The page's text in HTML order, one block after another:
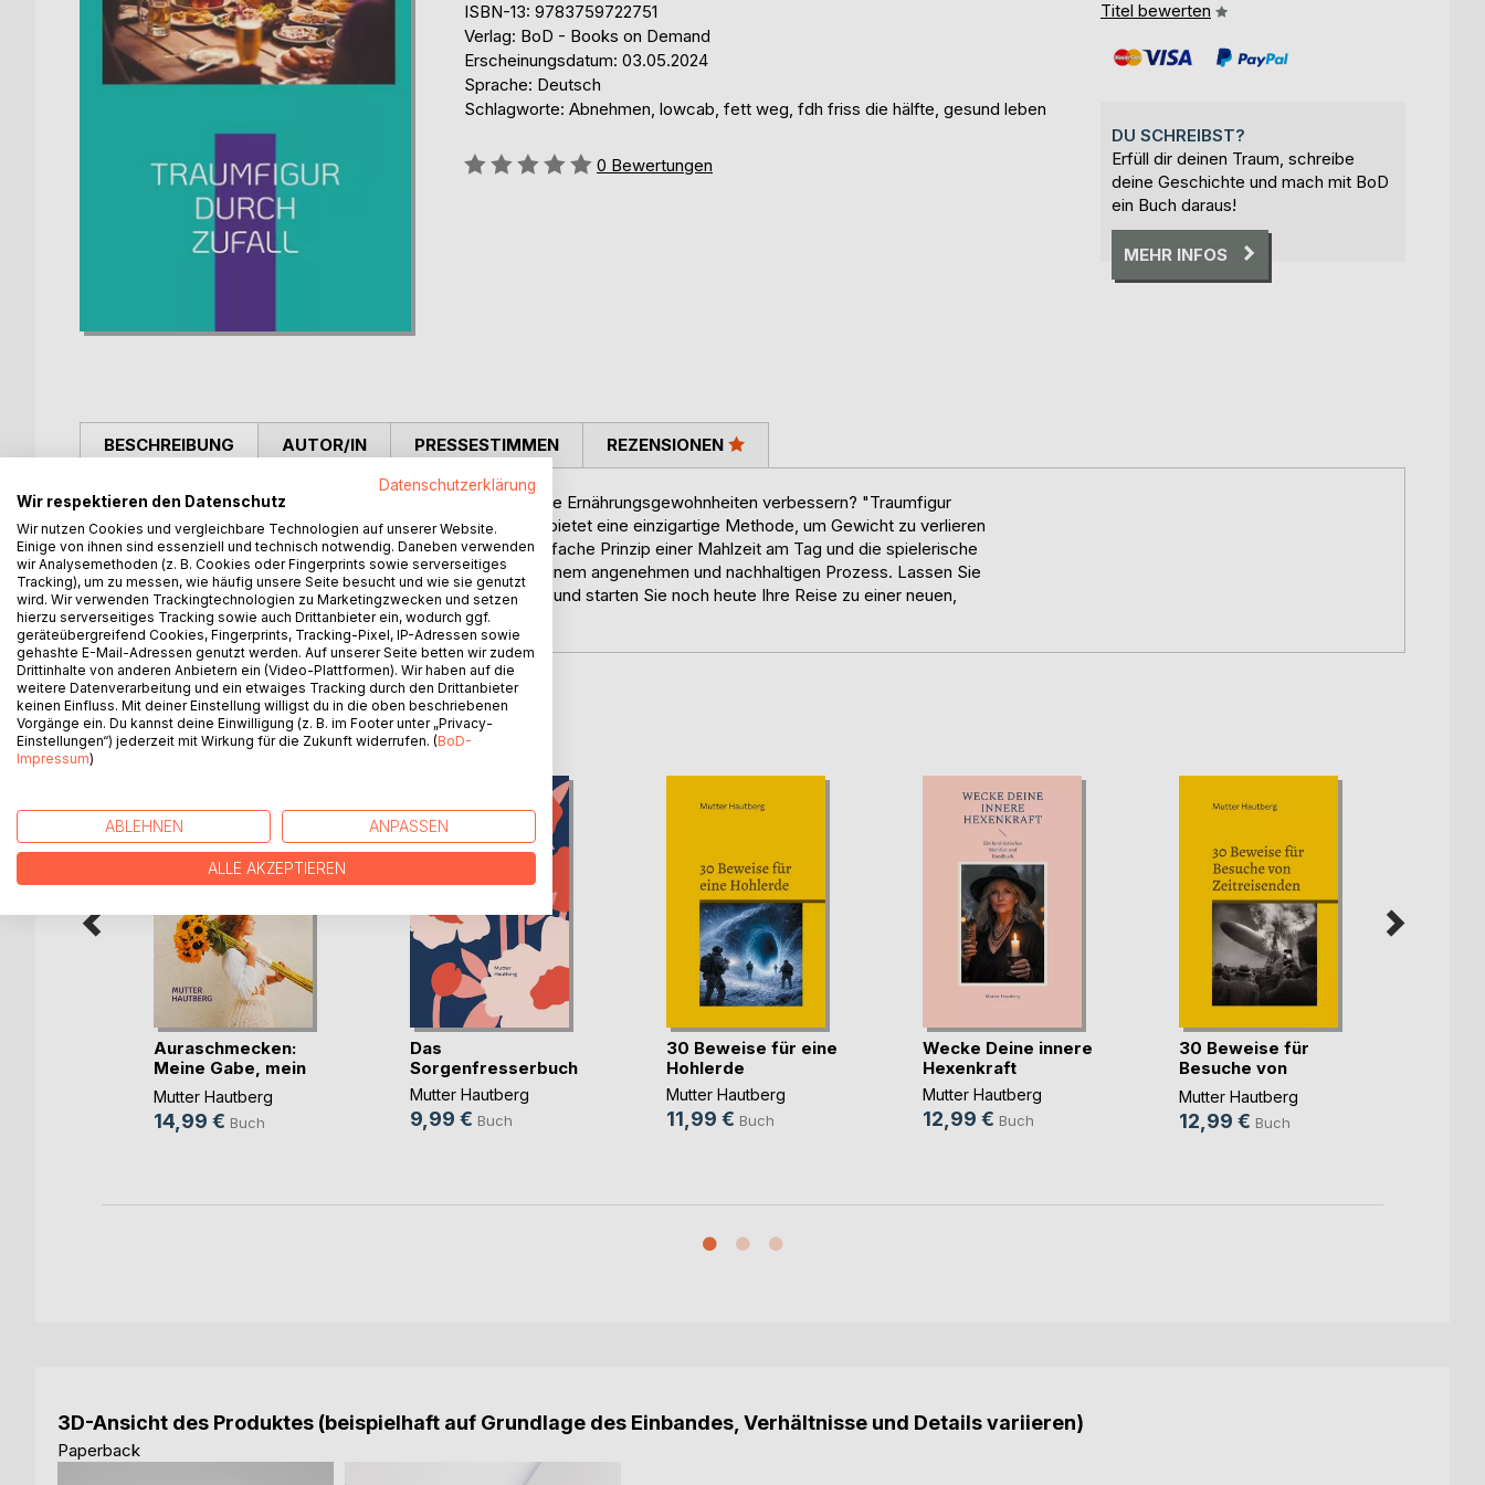
ISBN-13: 9783759722751
Verlag: BoD - Books on Demand
Erscheinungsdatum: 03.05.2024
Sprache: Deutsch
Schlagworte: Abnehmen, lowcab, fett weg, fdh friss die hälfte, gesund leben
Bewertung::
0 Bewertungen
Titel bewerten
DU SCHREIBST?
Erfüll dir deinen Traum, schreibe
deine Geschichte und mach mit BoD
ein Buch daraus!
MEHR INFOS
BESCHREIBUNG
Möchten Sie Ihre Traumfigur erreichen und gleichzeitig Ihre Ernährungsgewohnheiten verbessern? "Traumfigur
durch Zufall - Garantierte ultimative Gewichtsminderung" bietet eine einzigartige Methode, um Gewicht zu verlieren
und eine gesunde Lebensweise zu fördern. Durch das einfache Prinzip einer Mahlzeit am Tag und die spielerische
Auswahl zwischen zwei Speisen wird das Abnehmen zu einem angenehmen und nachhaltigen Prozess. Lassen Sie
sich von Mutter Hautbergs innovativem Ansatz inspirieren und starten Sie noch heute Ihre Reise zu einer neuen,
gesünderen Version von sich selbst!
AUTOR/IN PRESSESTIMMEN REZENSIONEN
WEITERE TITEL BEIBoD
Auraschmecken:
Meine Gabe, mein
Weg
Mutter Hautberg
14,99 € Buch
Das
Sorgenfresserbuch
Mutter Hautberg
9,99 € Buch
30 Beweise für eine
Hohlerde
Mutter Hautberg
11,99 € Buch
Wecke Deine innere
Hexenkraft
Mutter Hautberg
12,99 € Buch
30 Beweise für
Besuche von
Zeitrei(...)
Mutter Hautberg
12,99 € Buch
3D-Ansicht des Produktes (beispielhaft auf Grundlage des Einbandes, Verhältnisse und Details variieren)
Paperback
Datenschutzerklärung
Wir respektieren den Datenschutz
Wir nutzen Cookies und vergleichbare Technologien auf unserer Website.
Einige von ihnen sind essenziell und technisch notwendig. Daneben verwenden
wir Analysemethoden (z. B. Cookies oder Fingerprints sowie serverseitiges
Tracking), um zu messen, wie häufig unsere Seite besucht und wie sie genutzt
wird. Wir verwenden Trackingtechnologien zu Marketingzwecken und setzen
hierzu serverseitiges Tracking sowie auch Drittanbieter ein, wodurch ggf.
geräteübergreifend Cookies, Fingerprints, Tracking-Pixel, IP-Adressen sowie
gehashte E-Mail-Adressen genutzt werden. Auf unserer Seite betten wir zudem
Drittinhalte von anderen Anbietern ein (Video-Plattformen). Wir haben auf die
weitere Datenverarbeitung und ein etwaiges Tracking durch den Drittanbieter
keinen Einfluss. Mit deiner Einstellung willigst du in die oben beschriebenen
Vorgänge ein. Du kannst deine Einwilligung (z. B. im Footer unter „Privacy-
Einstellungen“) jederzeit mit Wirkung für die Zukunft widerrufen. (BoD-
Impressum)
ABLEHNEN ANPASSEN
ALLE AKZEPTIEREN